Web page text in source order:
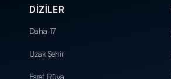
DİZİLER
Daha 17
Uzak Şehir
Eşref Rüya